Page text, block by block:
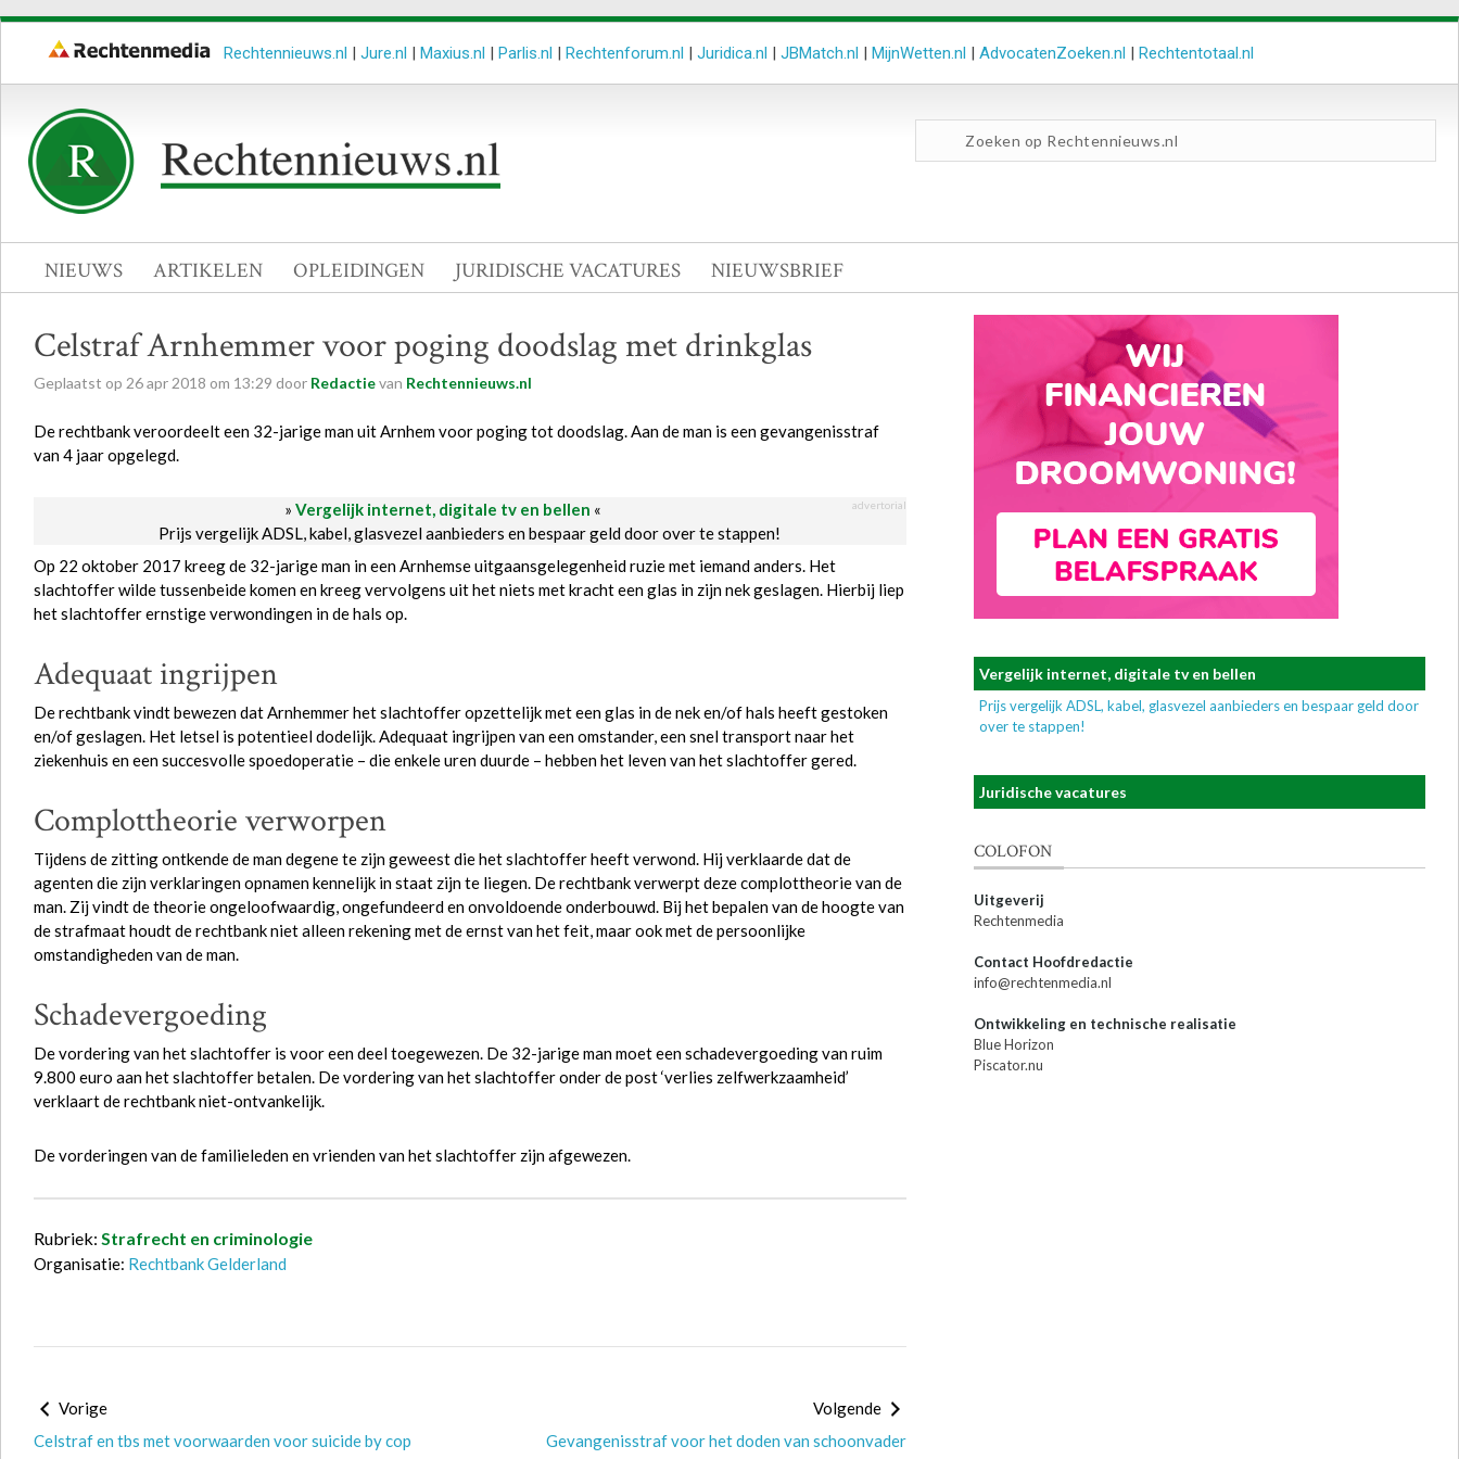
Rechtennieuws.nl | Jure.nl | Maxius.nl | Parlis.nl | Rechtenforum.nl | Juridica.nl | JBMatch.nl | MijnWetten.nl | AdvocatenZoeken.nl | Rechtentotaal.nl
NIEUWS ARTIKELEN OPLEIDINGEN JURIDISCHE VACATURES NIEUWSBRIEF
Celstraf Arnhemmer voor poging doodslag met drinkglas
Geplaatst op 26apr 2018 om 13:29 door Redactievan Rechtennieuws.nl
De rechtbank veroordeelt een 32-jarige man uit Arnhem voor poging tot doodslag. Aan de man is een gevangenisstraf
van 4 jaar opgelegd.
» Vergelijk internet, digitale tv en bellen « advertorial
Prijs vergelijk ADSL, kabel, glasvezel aanbieders en bespaar geld door over te stappen!
Op 22 oktober 2017 kreeg de 32-jarige man in een Arnhemse uitgaansgelegenheid ruzie met iemand anders. Het
slachtoffer wilde tussenbeide komen en kreeg vervolgens uit het niets met kracht een glas in zijn nek geslagen. Hierbij liep
het slachtoffer ernstige verwondingen in de hals op.
Adequaat ingrijpen
De rechtbank vindt bewezen dat Arnhemmer het slachtoffer opzettelijk met een glas in de nek en/of hals heeft gestoken
en/of geslagen. Het letsel is potentieel dodelijk. Adequaat ingrijpen van een omstander, een snel transport naar het
ziekenhuis en een succesvolle spoedoperatie – die enkele uren duurde – hebben het leven van het slachtoffer gered.
Complottheorie verworpen
Tijdens de zitting ontkende de man degene te zijn geweest die het slachtoffer heeft verwond. Hij verklaarde dat de
agenten die zijn verklaringen opnamen kennelijk in staat zijn te liegen. De rechtbank verwerpt deze complottheorie van de
man. Zij vindt de theorie ongeloofwaardig, ongefundeerd en onvoldoende onderbouwd. Bij het bepalen van de hoogte van
de strafmaat houdt de rechtbank niet alleen rekening met de ernst van het feit, maar ook met de persoonlijke
omstandigheden van de man.
Schadevergoeding
De vordering van het slachtoffer is voor een deel toegewezen. De 32-jarige man moet een schadevergoeding van ruim
9.800 euro aan het slachtoffer betalen. De vordering van het slachtoffer onder de post ‘verlies zelfwerkzaamheid’
verklaart de rechtbank niet-ontvankelijk.
De vorderingen van de familieleden en vrienden van het slachtoffer zijn afgewezen.
Rubriek: Strafrecht en criminologie
Organisatie: Rechtbank Gelderland
Vorige
Celstraf en tbs met voorwaarden voor suicide by cop
Volgende
Gevangenisstraf voor het doden van schoonvader
Vergelijk internet, digitale tv en bellen
Prijs vergelijk ADSL, kabel, glasvezel aanbieders en bespaar geld door
over te stappen!
Juridische vacatures
COLOFON
Uitgeverij
Rechtenmedia
Contact Hoofdredactie
info@rechtenmedia.nl
Ontwikkeling en technische realisatie
Blue Horizon
Piscator.nu